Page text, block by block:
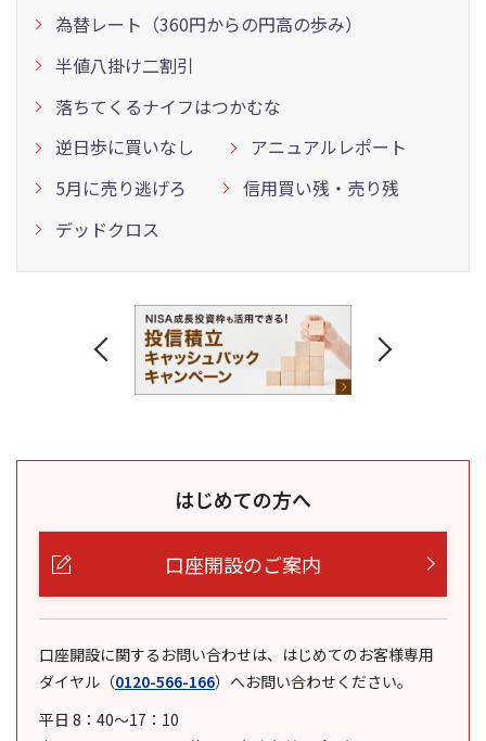
為替レート（360円からの円高の歩み）
半値八掛け二割引
落ちてくるナイフはつかむな
逆日歩に買いなし
アニュアルレポート
5月に売り逃げろ
信用買い残・売り残
デッドクロス
はじめての方へ
口座開設のご案内
口座開設に関するお問い合わせは、はじめてのお客様専用
ダイヤル （0120-566-166） へお問い合わせください。
平日 8：40～17：10